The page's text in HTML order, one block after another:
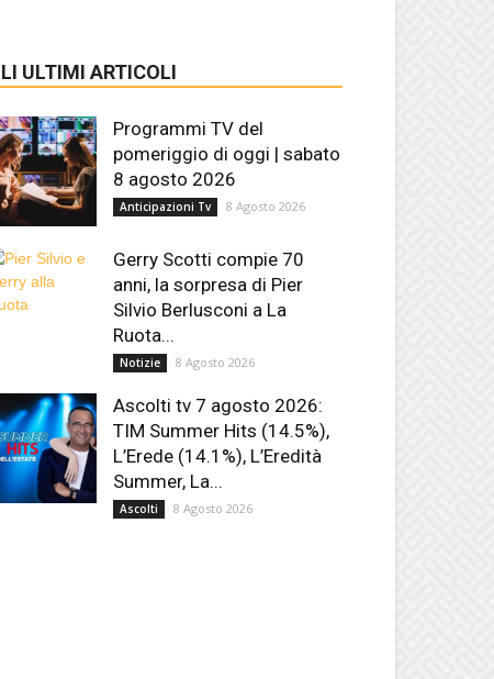
ULTIMI ARTICOLI
Programmi TV del
pomeriggio di oggi | sabato
8 agosto 2026
Anticipazioni Tv 8 Agosto 2026
Gerry Scotti compie 70
anni, la sorpresa di Pier
Silvio Berlusconi a La
Ruota...
Notizie 8 Agosto 2026
Ascolti tv 7 agosto 2026:
TIM Summer Hits (14.5%),
L’Erede (14.1%), L’Eredità
Summer, La...
Ascolti 8 Agosto 2026